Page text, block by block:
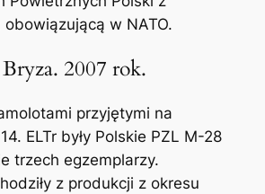
w NATO.
2007 rok.
przyjętymi na
ELTr były Polskie PZL M-28
trzech egzemplarzy.
z produkcji z okresu